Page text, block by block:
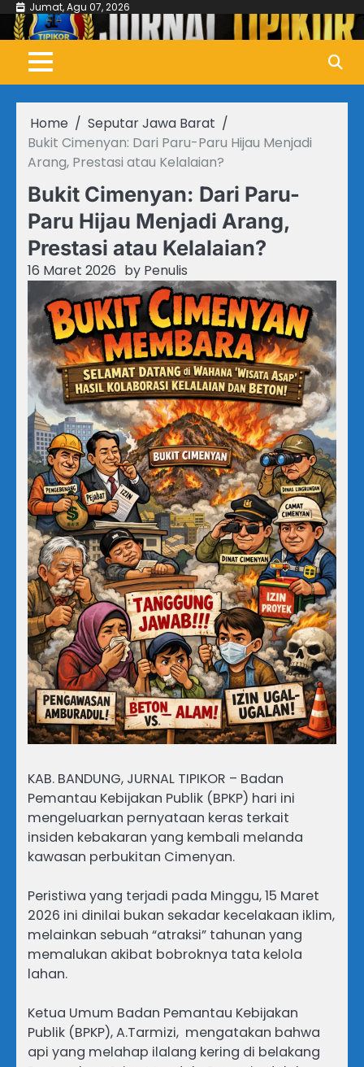
Skip
content
Jumat, Agu 07, 2026
Home
Seputar Jawa Barat
Bukit Cimenyan: Dari Paru-Paru Hijau Menjadi
Arang, Prestasi atau Kelalaian?
Bukit Cimenyan: Dari Paru-
Paru Hijau Menjadi Arang,
Prestasi atau Kelalaian?
16 Maret 2026 by Penulis
KAB. BANDUNG, JURNAL TIPIKOR – Badan
Pemantau Kebijakan Publik (BPKP) hari ini
mengeluarkan pernyataan keras terkait
insiden kebakaran yang kembali melanda
kawasan perbukitan Cimenyan.
Peristiwa yang terjadi pada Minggu, 15 Maret
2026 ini dinilai bukan sekadar kecelakaan iklim,
melainkan sebuah “atraksi” tahunan yang
memalukan akibat bobroknya tata kelola
lahan.
Ketua Umum Badan Pemantau Kebijakan
Publik (BPKP), A.Tarmizi, mengatakan bahwa
api yang melahap ilalang kering di belakang